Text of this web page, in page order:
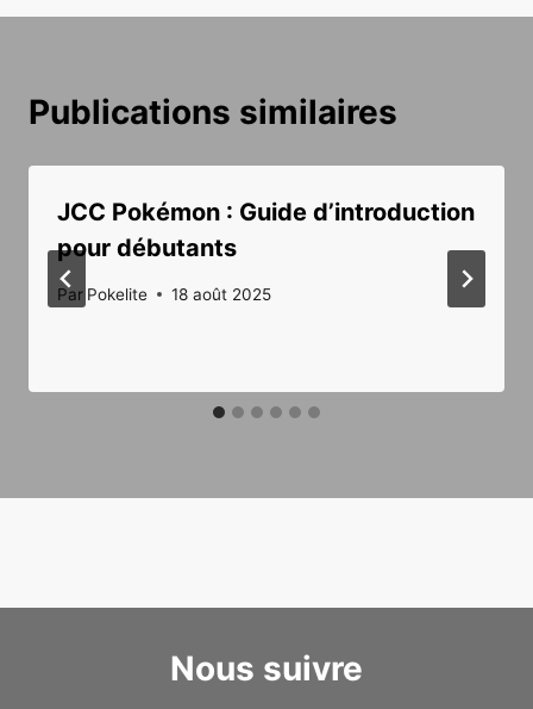
Publications similaires
JCC Pokémon : Guide d’introduction
pour débutants
Par Pokelite 18 août 2025
Nous suivre